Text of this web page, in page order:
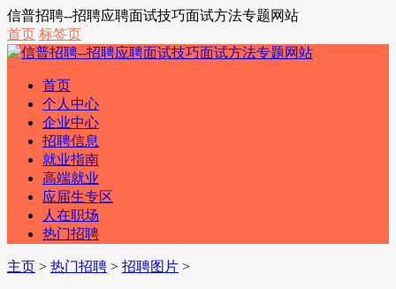
信普招聘--招聘应聘面试技巧面试方法专题网站
首页 标签页
首页
个人中心
企业中心
招聘信息
就业指南
高端就业
应届生专区
人在职场
热门招聘
主页 > 热门招聘 > 招聘图片 >